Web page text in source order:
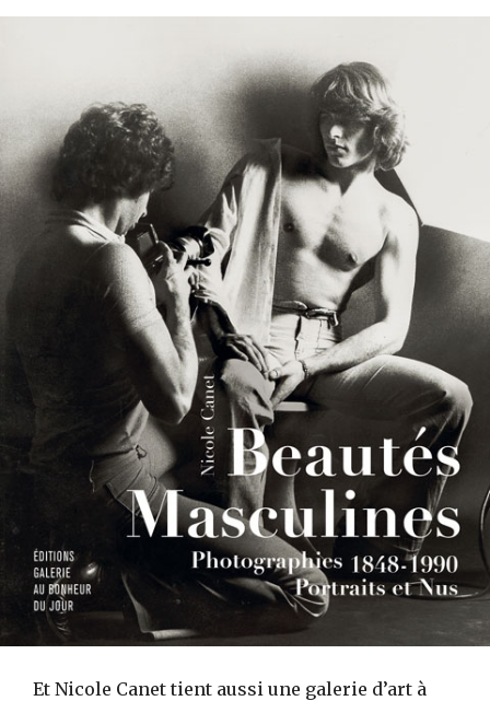
Et Nicole Canet tient aussi une galerie d’art à